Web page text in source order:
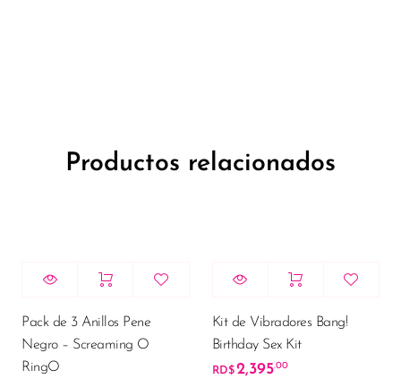
Productos relacionados
Pack de 3 Anillos Pene
Negro – Screaming O
RingO
Kit de Vibradores Bang!
Birthday Sex Kit
RD$ 2,395.00